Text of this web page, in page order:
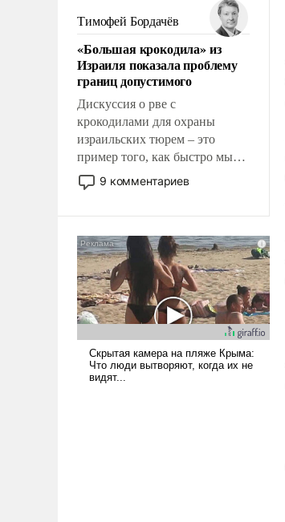
налогоплательщиков и где
Еревану за свои поступки не
нужно отвечать.
Тимофей Бордачёв
«Большая крокодила» из
Израиля показала проблему
границ допустимого
Дискуссия о рве с
крокодилами для охраны
израильских тюрем – это
пример того, как быстро мы
двигаемся по пути
революционных изменений.
псевдонаучной фантастики,
стало всерьез обсуждаемой
идеей.
9 комментариев